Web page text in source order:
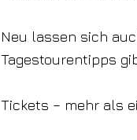
Neu lassen sich
Tagestourentipps
Tickets – mehr als